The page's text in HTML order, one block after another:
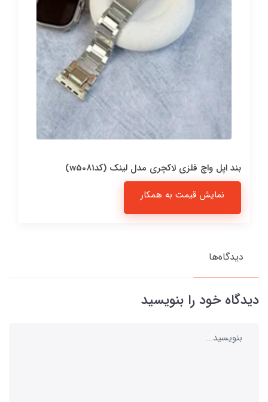
بند اپل واچ فلزی لاکچری مدل لینک (کدw5081)
نمایش قیمت به همکار
دیدگاه‌ها
دیدگاه خود را بنویسید